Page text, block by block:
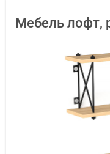
Мебель лофт,